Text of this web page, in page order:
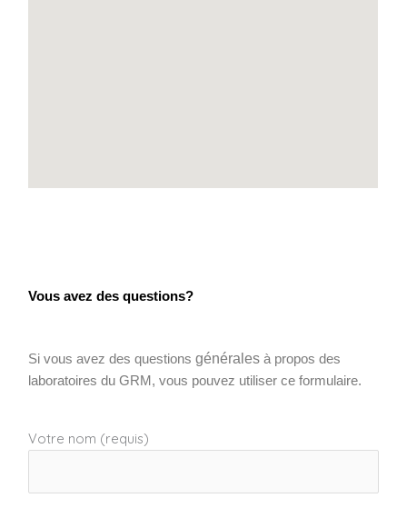
Vous avez des questions?
Si vous avez des questionsgénéralesà propos des
laboratoires du GRM, vous pouvez utiliser ce formulaire.
Votre nom (requis)